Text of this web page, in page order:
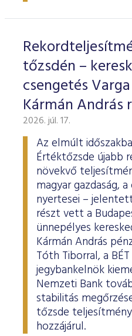
tőzsdén –
csengetés
Kármán András
2026. júl. 17.
Az elmúlt
Értéktőzsde újabb
növekvő
magyar gazdaság,
nyertesei –
részt vett a
ünnepélyes
Kármán András
Tóth Tiborral, a
jegybankelnök
Nemzeti Bank
stabilitás
tőzsde
hozzájárul.